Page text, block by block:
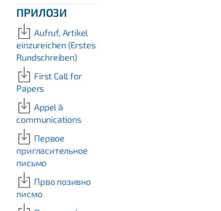
ПРИЛОЗИ
Aufruf, Artikel
einzureichen (Erstes
Rundschreiben)
First Call for
Papers
Appel à
communications
Пeрвое
пригласительное
письмо
Прво позивно
писмо